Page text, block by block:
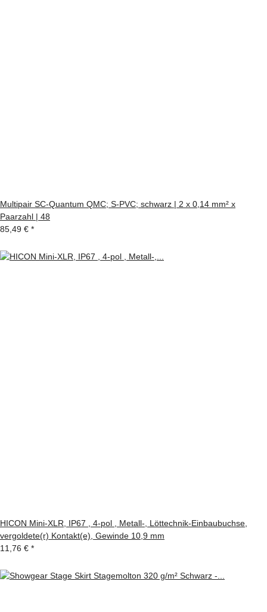
Multipair SC-Quantum QMC; S-PVC; schwarz | 2 x 0,14 mm² x
Paarzahl | 48
85,49 € *
HICON Mini-XLR, IP67 , 4-pol , Metall-, Löttechnik-Einbaubuchse,
vergoldete(r) Kontakt(e), Gewinde 10,9 mm
11,76 € *